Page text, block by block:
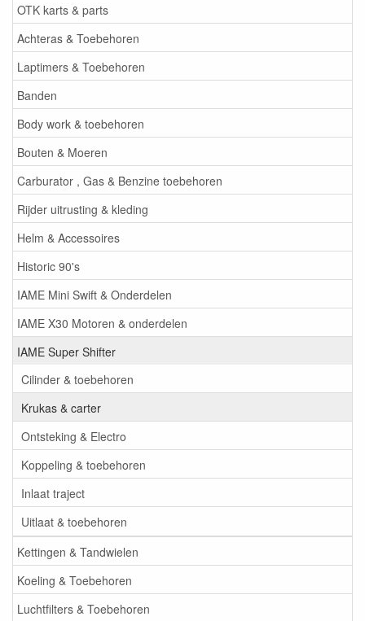
OTK karts & parts
Achteras & Toebehoren
Laptimers & Toebehoren
Banden
Body work & toebehoren
Bouten & Moeren
Carburator , Gas & Benzine toebehoren
Rijder uitrusting & kleding
Helm & Accessoires
Historic 90's
IAME Mini Swift & Onderdelen
IAME X30 Motoren & onderdelen
IAME Super Shifter
Cilinder & toebehoren
Krukas & carter
Ontsteking & Electro
Koppeling & toebehoren
Inlaat traject
Uitlaat & toebehoren
Kettingen & Tandwielen
Koeling & Toebehoren
Luchtfilters & Toebehoren